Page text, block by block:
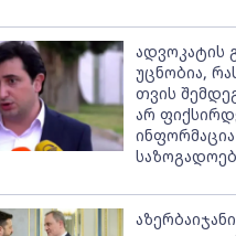
ადვოკატის
უცნობია,
თვის
არ